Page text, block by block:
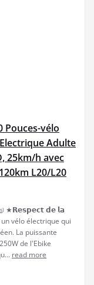
Pouces-vélo
Adulte
25km/h avec
L20/L20
) ★𝗥𝗲𝘀𝗽𝗲𝗰𝘁 𝗱𝗲 𝗹𝗮
vélo électrique qui
La puissante
de l'Ebike
read more